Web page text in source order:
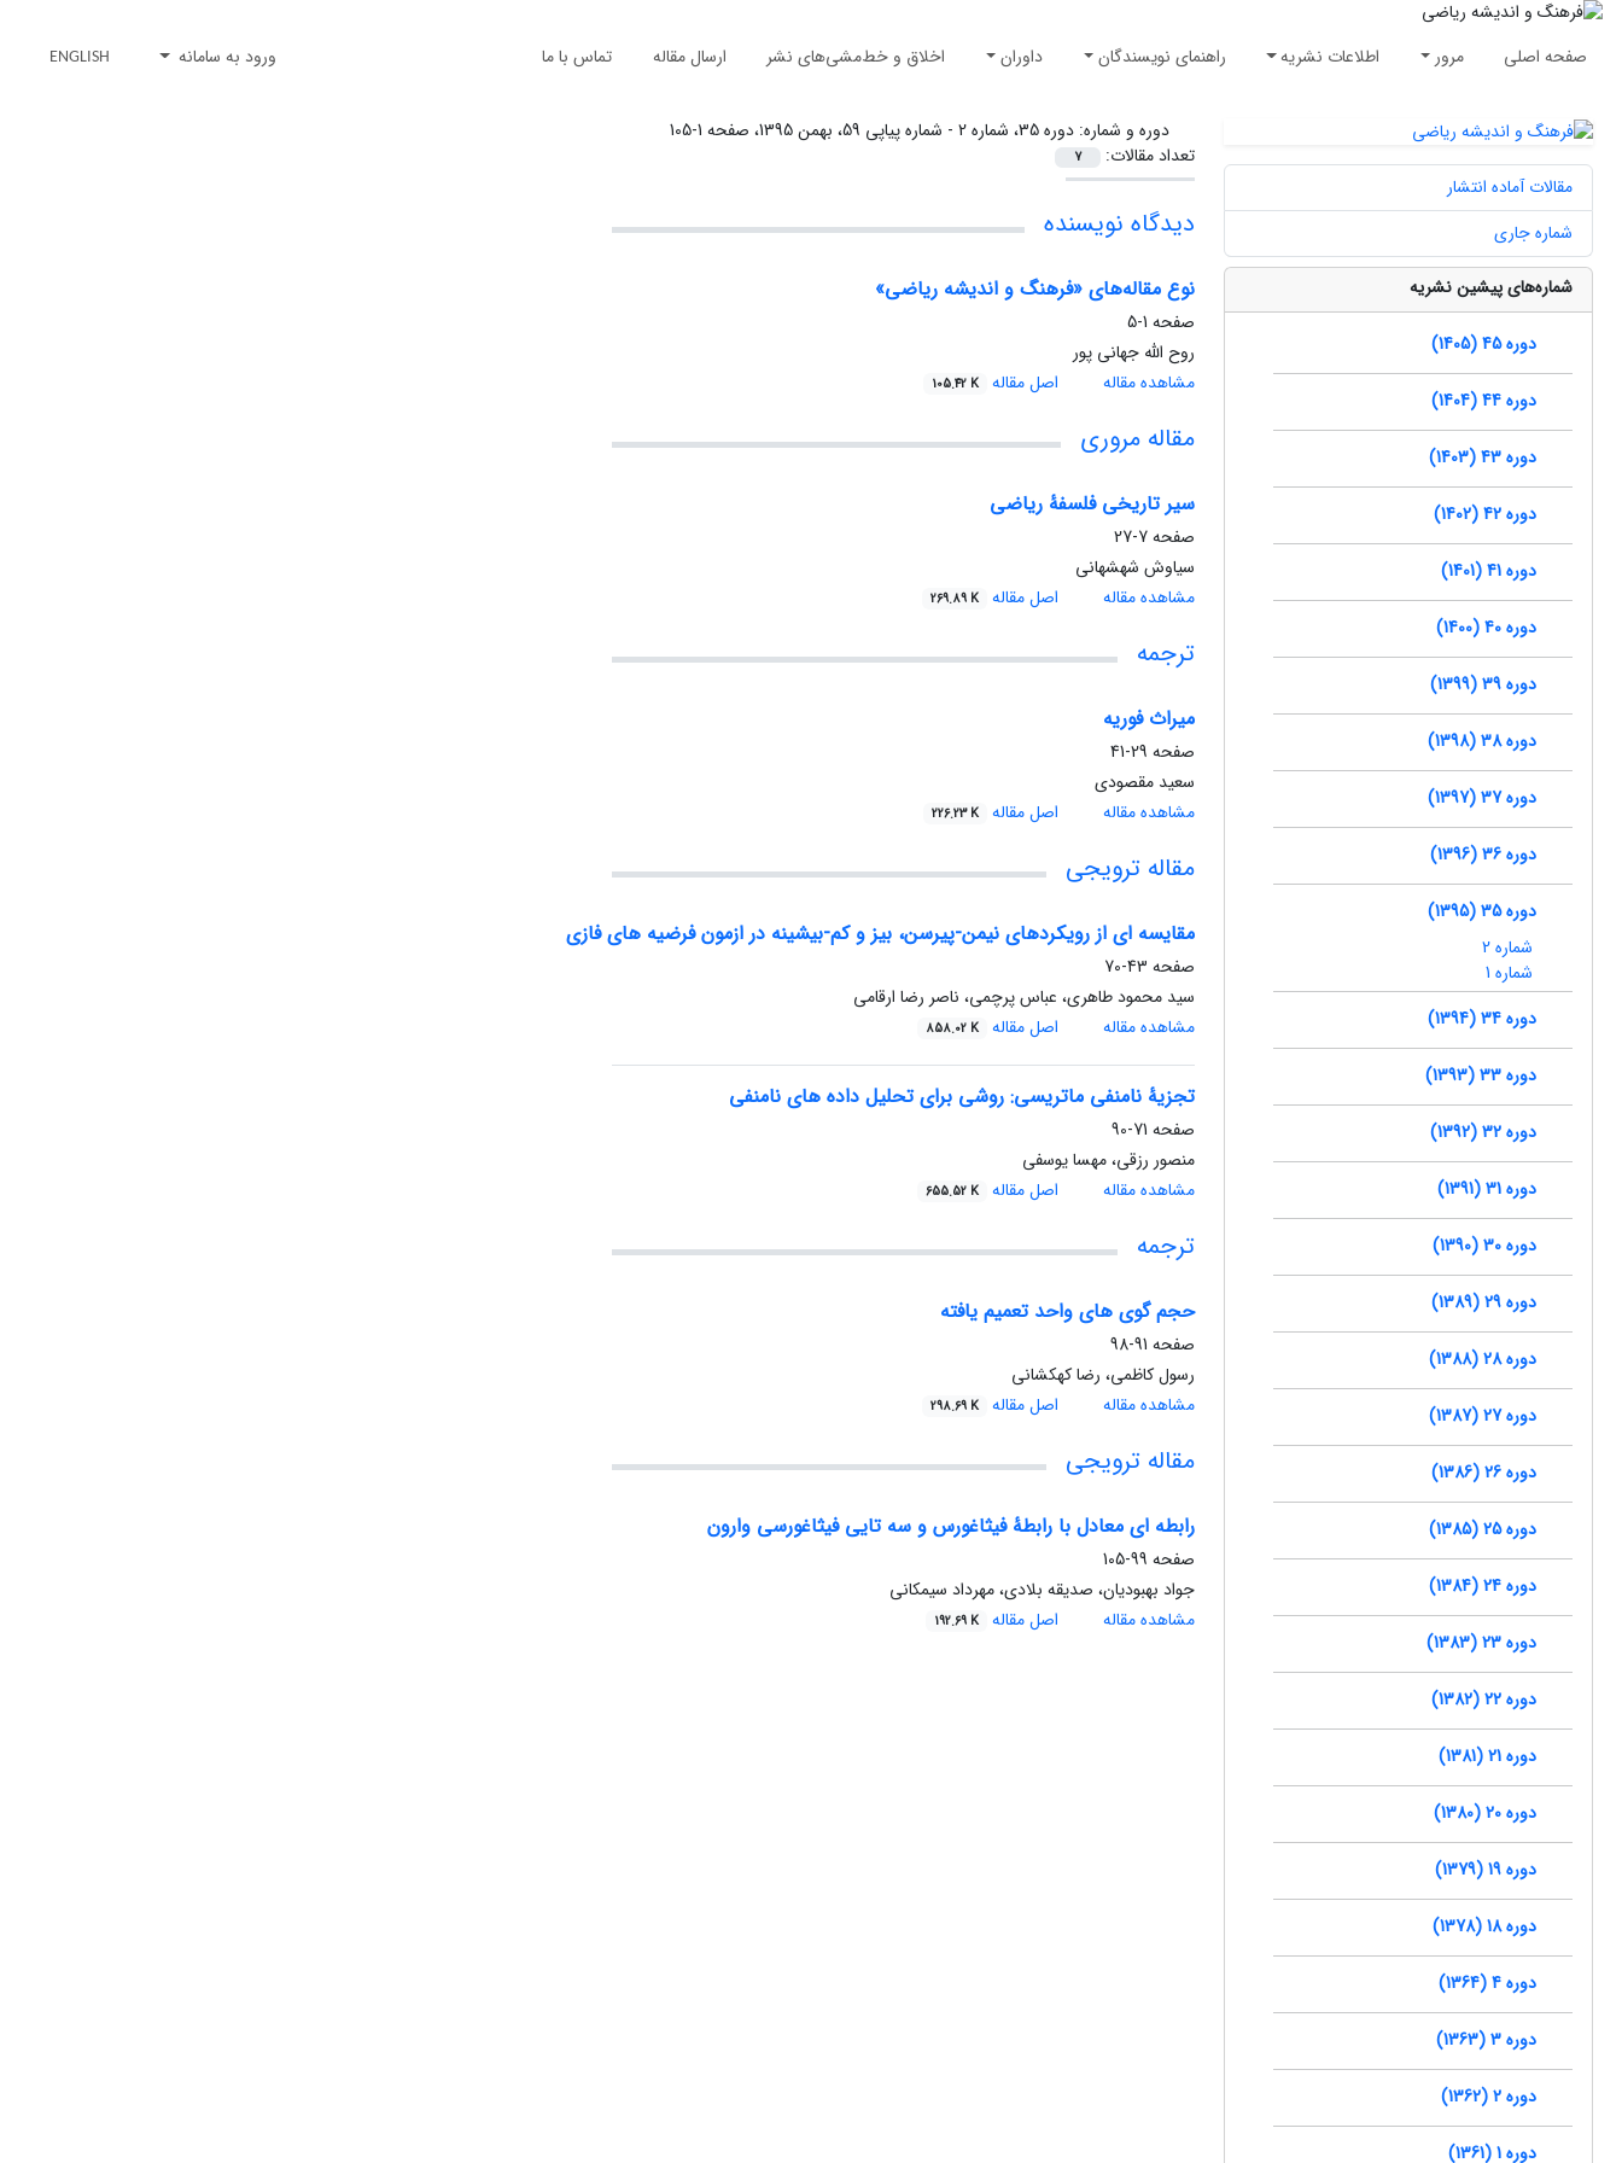
صفحه اصلی مرور اطلاعات نشریه راهنمای نویسندگان داوران اخلاق و خط‌مشی‌های نشر ارسال مقاله تماس با ما ورود به سامانه ENGLISH
دوره و شماره:دوره 35، شماره 2 - شماره پیاپی 59، بهمن 1395، صفحه 1-105
تعداد مقالات:
7
دیدگاه نویسنده
نوع مقاله‌های «فرهنگ و اندیشه ریاضی»
صفحه 1-5
روح الله جهانی پور
مشاهده مقاله
اصل مقاله 105.42 K
مقاله مروری
سیر تاریخی فلسفۀ ریاضی
صفحه7-27
سیاوش شهشهانی
مشاهده مقاله
اصل مقاله 269.89 K
ترجمه
میراث فوریه
صفحه 29-41
سعید مقصودی
مشاهده مقاله
اصل مقاله 226.23 K
مقاله ترویجی
مقایسه ای از رویکردهای نیمن-پیرسن، بیز و کم-بیشینه در ازمون فرضیه های فازی
صفحه 43-70
سید محمود طاهری، عباس پرچمی، ناصر رضا ارقامی
مشاهده مقاله
اصل مقاله 858.02 K
تجزیۀ نامنفی ماتریسی: روشی برای تحلیل داده های نامنفی
صفحه 71-90
منصور رزقی، مهسا یوسفی
مشاهده مقاله
اصل مقاله 655.52 K
ترجمه
حجم گوی های واحد تعمیم یافته
صفحه 91-98
رسول کاظمی، رضا کهکشانی
مشاهده مقاله
اصل مقاله 298.69 K
مقاله ترویجی
رابطه ای معادل با رابطۀ فیثاغورس و سه تایی فیثاغورسی وارون
صفحه 99-105
جواد بهبودیان، صدیقه بلادی، مهرداد سیمکانی
مشاهده مقاله
اصل مقاله 192.69 K
مقالات آماده انتشار
شماره جاری
شماره‌های پیشین نشریه
دوره 45 (1405)
دوره 44 (1404)
دوره 43 (1403)
دوره 42 (1402)
دوره 41 (1401)
دوره 40 (1400)
دوره 39 (1399)
دوره 38 (1398)
دوره 37 (1397)
دوره 36 (1396)
دوره 35 (1395)
شماره 2
شماره 1
دوره 34 (1394)
دوره 33 (1393)
دوره 32 (1392)
دوره 31 (1391)
دوره 30 (1390)
دوره 29 (1389)
دوره 28 (1388)
دوره 27 (1387)
دوره 26 (1386)
دوره 25 (1385)
دوره 24 (1384)
دوره 23 (1383)
دوره 22 (1382)
دوره 21 (1381)
دوره 20 (1380)
دوره 19 (1379)
دوره 18 (1378)
دوره 4 (1364)
دوره 3 (1363)
دوره 2 (1362)
دوره 1 (1361)